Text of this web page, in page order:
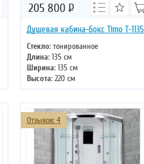
Душевая кабина-бокс Timo T-1135
Стекло: тонированное
Длина: 135 см
Ширина: 135 см
Высота: 220 см
Форма: четверть круга
205 800 Р
Отзывов: 4